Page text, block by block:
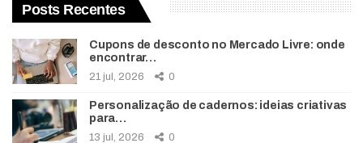
Posts Recentes
Cupons de desconto no Mercado Livre: onde
encontrar…
21 jul, 2026 0
Personalização de cadernos: ideias criativas
para…
13 jul, 2026 0